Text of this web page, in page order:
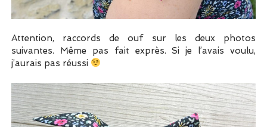
Attention, raccords de ouf sur les deux photos
suivantes. Même pas fait exprès. Si je l’avais voulu,
j’aurais pas réussi